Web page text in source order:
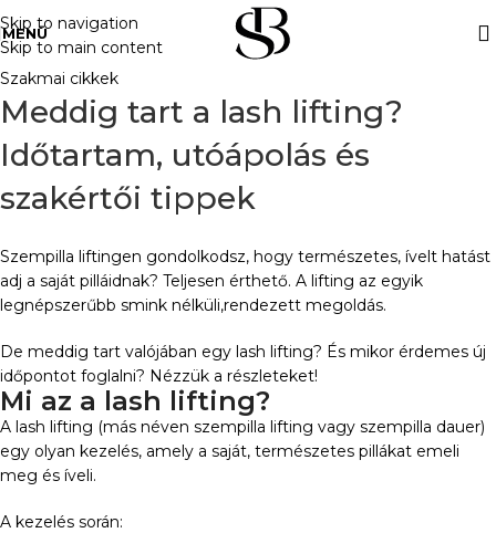
Skip to navigation
Skip to main content
MENÜ
Szakmai cikkek
Meddig tart a lash lifting?
Időtartam, utóápolás és
szakértői tippek
Szempilla liftingen gondolkodsz, hogy természetes, ívelt hatást
adj a saját pilláidnak? Teljesen érthető. A lifting az egyik
legnépszerűbb smink nélküli,rendezett megoldás.
De meddig tart valójában egy lash lifting? És mikor érdemes új
időpontot foglalni? Nézzük a részleteket!
Mi az a lash lifting?
A lash lifting (más néven szempilla lifting vagy szempilla dauer)
egy olyan kezelés, amely a saját, természetes pillákat emeli
meg és íveli.
A kezelés során: